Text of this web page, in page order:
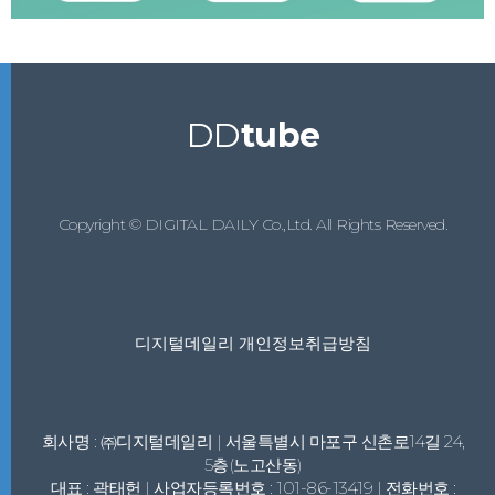
DDtube
Copyright © DIGITAL DAILY Co.,Ltd. All Rights Reserved.
디지털데일리 개인정보취급방침
회사명 : ㈜디지털데일리 | 서울특별시 마포구 신촌로14길 24,
5층(노고산동)
대표 : 곽태헌 | 사업자등록번호 : 101-86-13419 | 전화번호 :